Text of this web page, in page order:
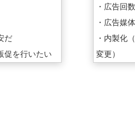
だ
促を行いたい
・広告回
・広告媒
・内製化
変更）